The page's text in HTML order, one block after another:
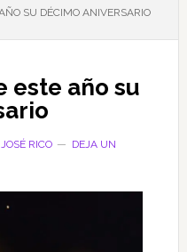
SU DÉCIMO ANIVERSARIO
este año su
RICO
DEJA UN